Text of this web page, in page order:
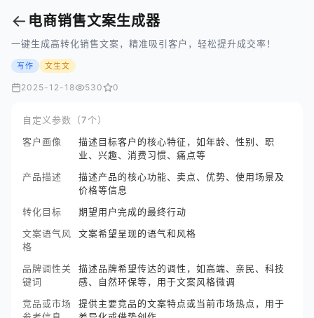
← 电商销售文案生成器
一键生成高转化销售文案，精准吸引客户，轻松提升成交率！
写作 文生文
2025-12-18 530 0
自定义参数（7个）
客户画像
描述目标客户的核心特征，如年龄、性别、职
业、兴趣、消费习惯、痛点等
产品描述
描述产品的核心功能、卖点、优势、使用场景及
价格等信息
转化目标
期望用户完成的最终行动
文案语气风
格
文案希望呈现的语气和风格
品牌调性关
键词
描述品牌希望传达的调性，如高端、亲民、科技
感、自然环保等，用于文案风格微调
竞品或市场
提供主要竞品的文案特点或当前市场热点，用于